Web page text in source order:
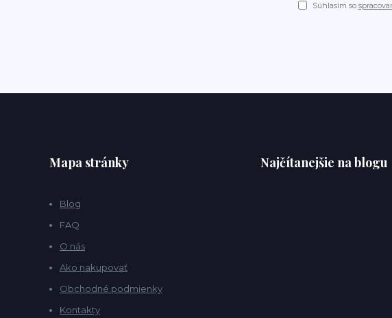
Súhlasím so
Mapa stránky
Blog
FAQ
O nás
Ako nakupovať
Obchodné podmienky
Kontakty
Najčítanejšie na blogu